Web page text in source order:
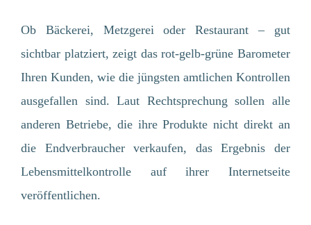
Ob Bäckerei, Metzgerei oder Restaurant – gut
sichtbar platziert, zeigt das rot-gelb-grüne Barometer
Ihren Kunden, wie die jüngsten amtlichen Kontrollen
ausgefallen sind. Laut Rechtsprechung sollen alle
anderen Betriebe, die ihre Produkte nicht direkt an
die Endverbraucher verkaufen, das Ergebnis der
Lebensmittelkontrolle auf ihrer Internetseite
veröffentlichen.